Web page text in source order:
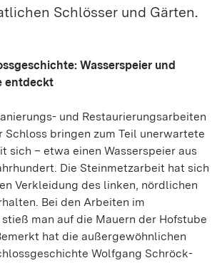
Schlösser und Gärten.
Wasserspeier und
entdeckt
und Restaurierungsarbeiten
Schloss bringen zum Teil unerwartete
sich – etwa einen Wasserspeier aus
Die Steinmetzarbeit hat sich
Verkleidung des linken, nördlichen
Bei den Arbeiten im
man auf die Mauern der Hofstube
hat die außergewöhnlichen
Wolfgang Schröck-